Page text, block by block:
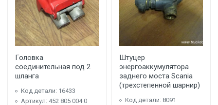
Головка
соединительная под 2
шланга
Код детали: 16433
Артикул: 452 805 004 0
Штуцер
энергоаккумулятора
заднего моста Scania
(трехстепенной шарнир)
Код детали: 8091